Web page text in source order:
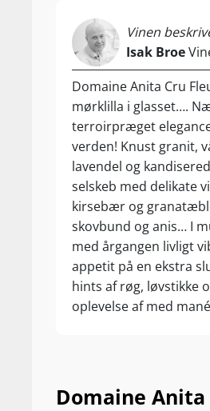
Vinen
Isak Broe
Domaine Anita Cru
mørklilla i glasset….
terroirpræget
verden! Knust granit,
lavendel og
selskeb med delikate
kirsebær og
skovbund og anis… I
med årgangen livligt
appetit på en ekstra
hints af røg, løvstikke
oplevelse af med
Domaine